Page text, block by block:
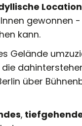
Location
gewonnen
kann.
Gelände
über
,